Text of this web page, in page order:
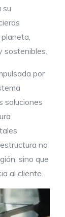
su
sostenibles.
por
soluciones
no
sino que
al cliente.